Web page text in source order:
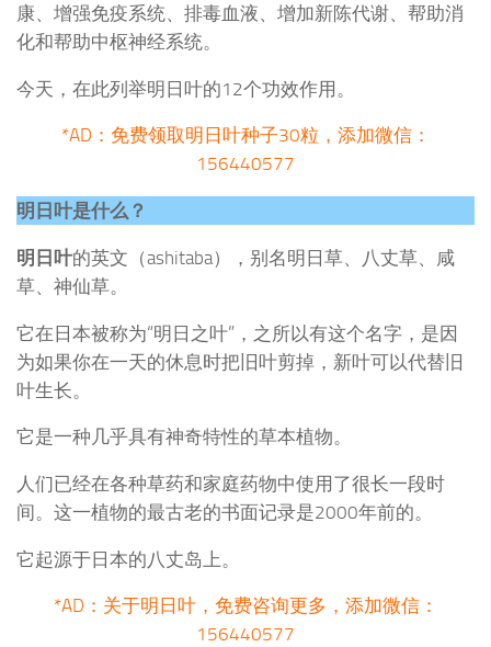
康、增强免疫系统、排毒血液、增加新陈代谢、帮助消
化和帮助中枢神经系统。
今天，在此列举明日叶的12个功效作用。
*AD：免费领取明日叶种子30粒，添加微信：
156440577
明日叶是什么？
明日叶的英文（ashitaba），别名明日草、八丈草、咸
草、神仙草。
它在日本被称为“明日之叶”，之所以有这个名字，是因
为如果你在一天的休息时把旧叶剪掉，新叶可以代替旧
叶生长。
它是一种几乎具有神奇特性的草本植物。
人们已经在各种草药和家庭药物中使用了很长一段时
间。这一植物的最古老的书面记录是2000年前的。
它起源于日本的八丈岛上。
*AD：关于明日叶，免费咨询更多，添加微信：
156440577